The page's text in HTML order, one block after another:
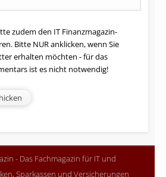
zudem den IT Finanzmagazin-
Bitte NUR anklicken, wenn Sie
erhalten möchten - für das
ist es nicht notwendig!
- Das Fachmagazin für IT und
Sparkassen und Versicherungen